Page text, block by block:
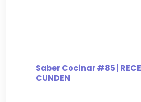
Saber Cocinar #85 |
CUNDEN